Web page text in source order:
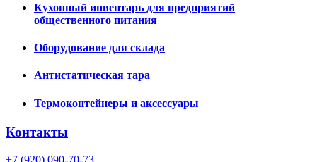
Кухонный инвентарь для предприятий
общественного питания
Оборудование для склада
Антистатическая тара
Термоконтейнеры и аксессуары
Контакты
+7 (920) 090-70-73